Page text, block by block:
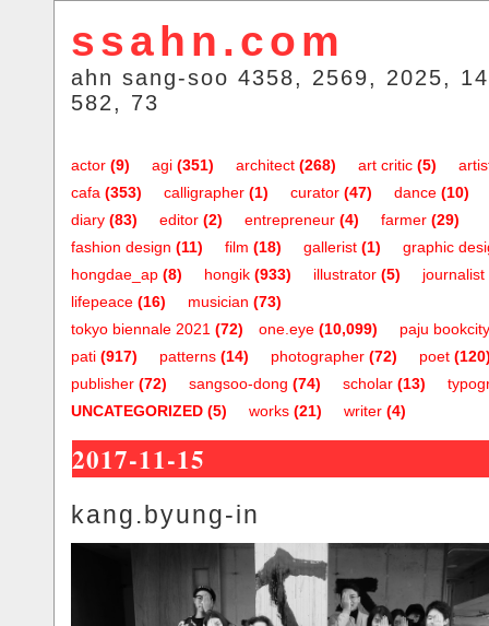
ssahn.com
ahn sang-soo 4358, 2569, 2025,
582, 73
actor (9) agi (351) architect (268) art critic (5)
cafa (353) calligrapher (1) curator (47) dance (10)
diary (83) editor (2) entrepreneur (4) farmer (29)
fashion design (11) film (18) gallerist (1)
graphic
hongdae_ap (8) hongik (933) illustrator (5) journalist
lifepeace (16) musician (73)
one.eye (10,099)
tokyo biennale 2021 (72)
paju bookcity
pati (917) patterns (14) photographer (72) poet
publisher (72) sangsoo-dong (74) scholar (13)
UNCATEGORIZED (5) works (21) writer (4)
2017-11-15
kang.byung-in